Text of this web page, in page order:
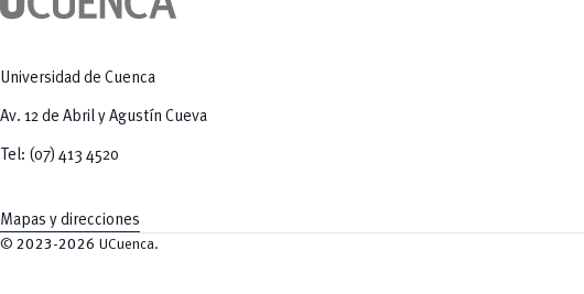
Universidad de Cuenca
Av. 12 de Abril y Agustín Cueva
Tel: (07) 413 4520
Mapas y direcciones
© 2023-2026 UCuenca.